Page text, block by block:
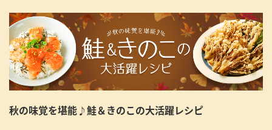
秋の味覚を堪能♪鮭＆きのこの大活躍レシピ